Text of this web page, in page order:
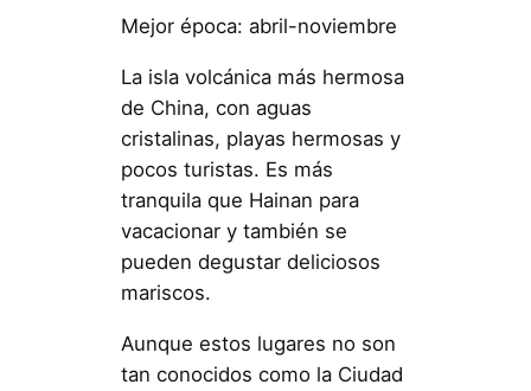
Mejor época: abril-noviembre
La isla volcánica más hermosa
de China, con aguas
cristalinas, playas hermosas y
pocos turistas. Es más
tranquila que Hainan para
vacacionar y también se
pueden degustar deliciosos
mariscos.
Aunque estos lugares no son
tan conocidos como la Ciudad